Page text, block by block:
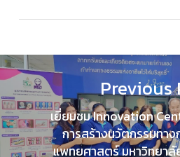
Previous
เยี่ยมชม Innovation
การสร้างนวัตกรรมทา
แพทยศาสตร์ มหาวิทยา